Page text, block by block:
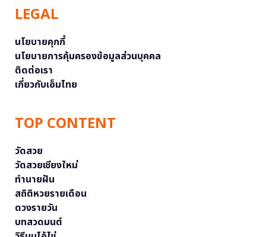
LEGAL
นโยบายคุกกี้
นโยบายการคุ้มครองข้อมูลส่วนบุคคล
ติดต่อเรา
เกี่ยวกับเอ็มไทย
TOP CONTENT
วัดสวย
วัดสวยเชียงใหม่
ทำนายฝัน
สถิติหวยรายเดือน
ดวงรายวัน
บทสวดมนต์